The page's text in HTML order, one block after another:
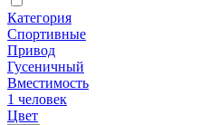
Категория
Спортивные
Привод
Гусеничный
Вместимость
1 человек
Цвет